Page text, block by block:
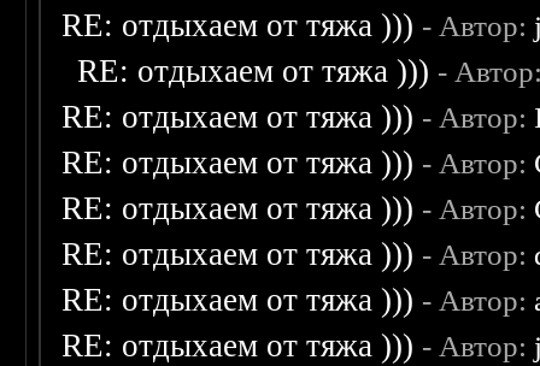
RE: отдыхаем от тяжа ))) - Автор:
RE: отдыхаем от тяжа ))) -
RE: отдыхаем от тяжа ))) - Автор:
RE: отдыхаем от тяжа ))) - Автор:
RE: отдыхаем от тяжа ))) - Автор:
RE: отдыхаем от тяжа ))) - Автор:
RE: отдыхаем от тяжа ))) - Автор:
RE: отдыхаем от тяжа ))) - Автор: